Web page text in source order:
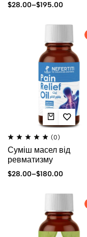
$28.00–$195.00
(0)
Суміш масел від
ревматизму
$28.00–$180.00